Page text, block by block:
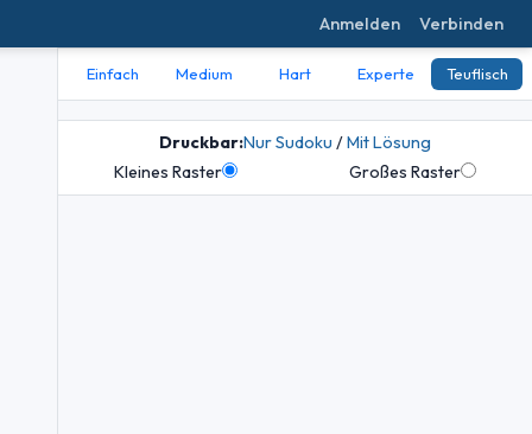
Anmelden Verbinden
Einfach Medium Hart Experte Teuflisch
Druckbar:Nur Sudoku /Mit Lösung
Kleines Raster
Großes Raster